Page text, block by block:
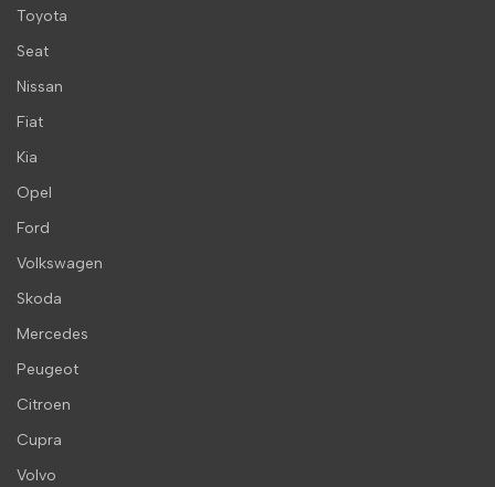
Toyota
Seat
Nissan
Fiat
Kia
Opel
Ford
Volkswagen
Skoda
Mercedes
Peugeot
Citroen
Cupra
Volvo